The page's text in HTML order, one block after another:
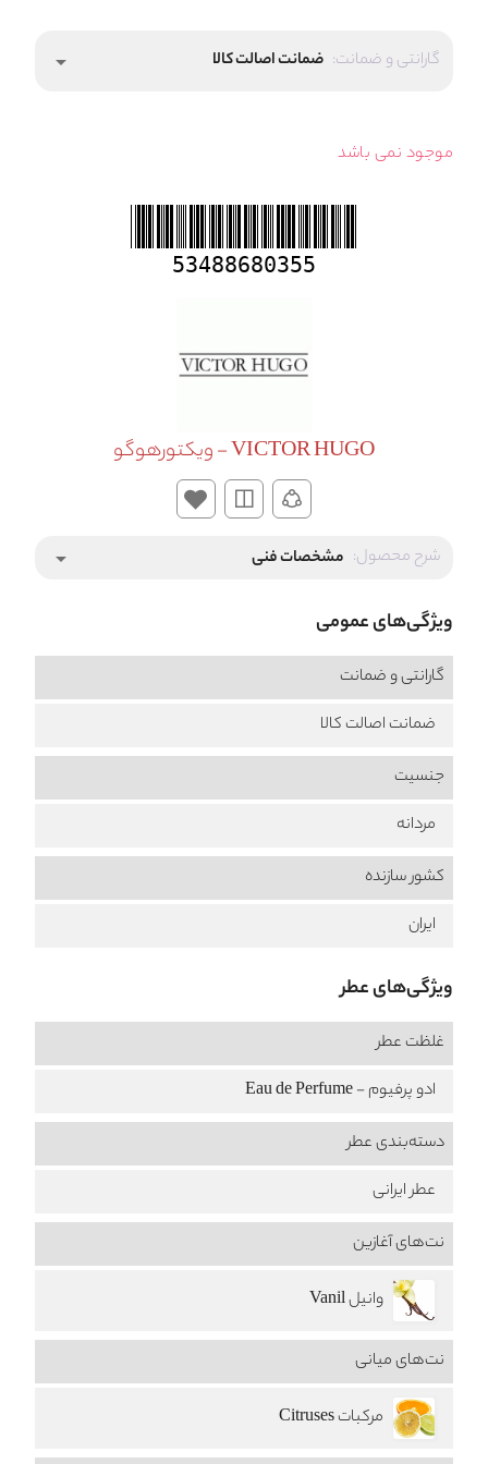
گارانتی و ضمانت: ضمانت اصالت کالا arrow_drop_down
موجود نمی باشد
53488680355
VICTOR HUGO - ویکتورهوگو
شرح محصول: مشخصات فنی arrow_drop_down
ویژگی‌های عمومی
گارانتی و ضمانت
ضمانت اصالت کالا
جنسیت
مردانه
کشور سازنده
ایران
ویژگی‌های عطر
غلظت عطر
ادو پرفیوم - Eau de Perfume
دسته‌بندی عطر
عطر ایرانی
نت‌های آغازین
وانیل Vanil
نت‌های میانی
مرکبات Citruses